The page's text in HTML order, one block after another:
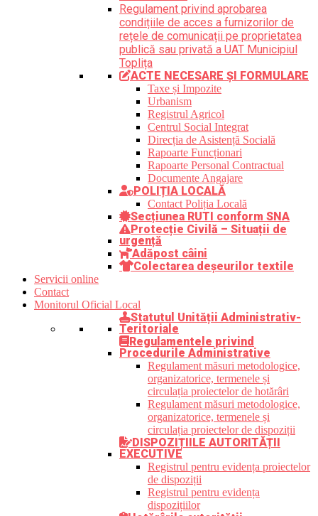
Regulament privind aprobarea
condițiile de acces a furnizorilor de
rețele de comunicații pe proprietatea
publică sau privată a UAT Municipiul
Toplița
ACTE NECESARE ȘI FORMULARE
Taxe și Impozite
Urbanism
Registrul Agricol
Centrul Social Integrat
Direcția de Asistență Socială
Rapoarte Funcționari
Rapoarte Personal Contractual
Documente Angajare
POLIȚIA LOCALĂ
Contact Poliția Locală
Secțiunea RUTI conform SNA
Protecție Civilă – Situații de
urgență
Adăpost câini
Colectarea deșeurilor textile
Servicii online
Contact
Monitorul Oficial Local
Statutul Unității Administrativ-
Teritoriale
Regulamentele privind
Procedurile Administrative
Regulament măsuri metodologice,
organizatorice, termenele și
circulația proiectelor de hotărâri
Regulament măsuri metodologice,
organizatorice, termenele și
circulația proiectelor de dispoziții
DISPOZIȚIILE AUTORITĂȚII
EXECUTIVE
Registrul pentru evidența proiectelor
de dispoziții
Registrul pentru evidența
dispozițiilor